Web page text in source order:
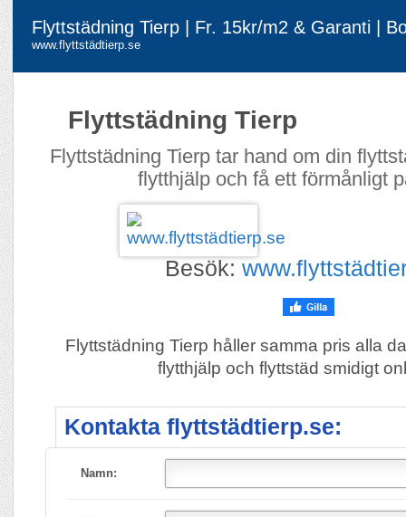
Flyttstädning Tierp | Fr. 15kr/m2 & Garanti |
www.flyttstädtierp.se
Flyttstädning Tierp
Flyttstädning Tierp tar hand om din
flytthjälp och få ett förmånligt
Besök:
Flyttstädning Tierp håller samma pris alla
flytthjälp och flyttstäd smidigt
Kontakta flyttstädtierp.se:
Namn: